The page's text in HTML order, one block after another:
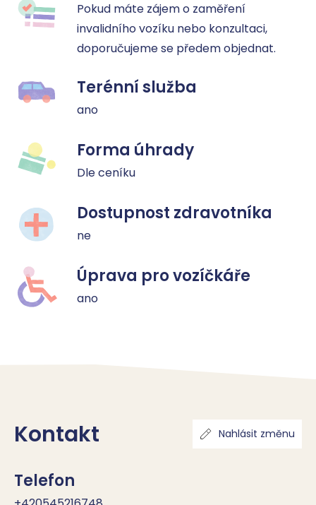
Pokud máte zájem o zaměření
invalidního vozíku nebo konzultaci,
doporučujeme se předem objednat.
Terénní služba
ano
Forma úhrady
Dle ceníku
Dostupnost zdravotníka
ne
Úprava pro vozíčkáře
ano
Kontakt Nahlásit změnu
Telefon